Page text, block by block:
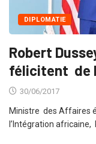
DIPLOMATIE
Robert
félicitent de
30/06/2017
Ministre des Affaires
l’Intégration